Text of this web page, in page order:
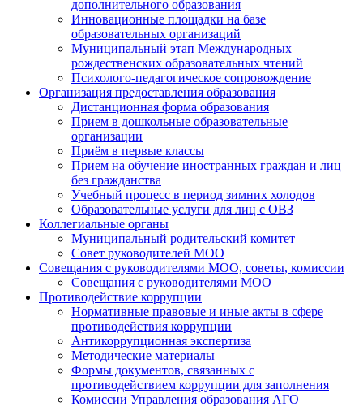
дополнительного образования
Инновационные площадки на базе
образовательных организаций
Муниципальный этап Международных
рождественских образовательных чтений
Психолого-педагогическое сопровождение
Организация предоставления образования
Дистанционная форма образования
Прием в дошкольные образовательные
организации
Приём в первые классы
Прием на обучение иностранных граждан и лиц
без гражданства
Учебный процесс в период зимних холодов
Образовательные услуги для лиц с ОВЗ
Коллегиальные органы
Муниципальный родительский комитет
Совет руководителей МОО
Совещания с руководителями МОО, советы, комиссии
Совещания с руководителями МОО
Противодействие коррупции
Нормативные правовые и иные акты в сфере
противодействия коррупции
Антикоррупционная экспертиза
Методические материалы
Формы документов, связанных с
противодействием коррупции для заполнения
Комиссии Управления образования АГО